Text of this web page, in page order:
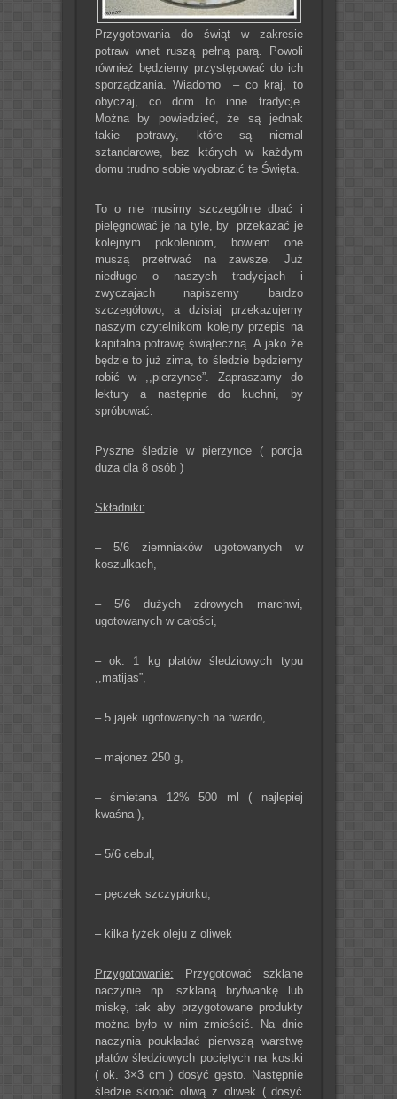
Przygotowania do świąt w zakresie
potraw wnet ruszą pełną parą. Powoli
również będziemy przystępować do ich
sporządzania. Wiadomo – co kraj, to
obyczaj, co dom to inne tradycje.
Można by powiedzieć, że są jednak
takie potrawy, które są niemal
sztandarowe, bez których w każdym
domu trudno sobie wyobrazić te Święta.
To o nie musimy szczególnie dbać i
pielęgnować je na tyle, by przekazać je
kolejnym pokoleniom, bowiem one
muszą przetrwać na zawsze. Już
niedługo o naszych tradycjach i
zwyczajach napiszemy bardzo
szczegółowo, a dzisiaj przekazujemy
naszym czytelnikom kolejny przepis na
kapitalna potrawę świąteczną. A jako że
będzie to już zima, to śledzie będziemy
robić w ,,pierzynce”. Zapraszamy do
lektury a następnie do kuchni, by
spróbować.
Pyszne śledzie w pierzynce ( porcja
duża dla 8 osób )
Składniki:
– 5/6 ziemniaków ugotowanych w
koszulkach,
– 5/6 dużych zdrowych marchwi,
ugotowanych w całości,
– ok. 1 kg płatów śledziowych typu
,,matijas”,
– 5 jajek ugotowanych na twardo,
– majonez 250 g,
– śmietana 12% 500 ml ( najlepiej
kwaśna ),
– 5/6 cebul,
– pęczek szczypiorku,
– kilka łyżek oleju z oliwek
Przygotowanie: Przygotować szklane
naczynie np. szklaną brytwankę lub
miskę, tak aby przygotowane produkty
można było w nim zmieścić. Na dnie
naczynia poukładać pierwszą warstwę
płatów śledziowych pociętych na kostki
( ok. 3×3 cm ) dosyć gęsto. Następnie
śledzie skropić oliwą z oliwek ( dosyć